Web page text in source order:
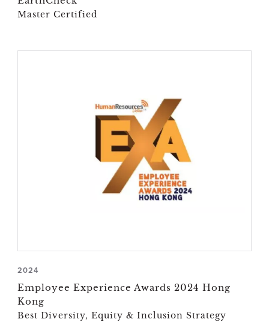
Master Certified
2024
Employee Experience Awards 2024 Hong
Kong
Best Diversity, Equity & Inclusion Strategy